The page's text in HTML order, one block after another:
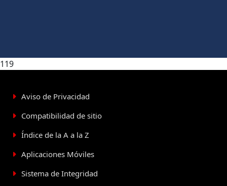
119
Aviso de Privacidad
Compatibilidad de sitio
Índice de la A a la Z
Aplicaciones Móviles
Sistema de Integridad